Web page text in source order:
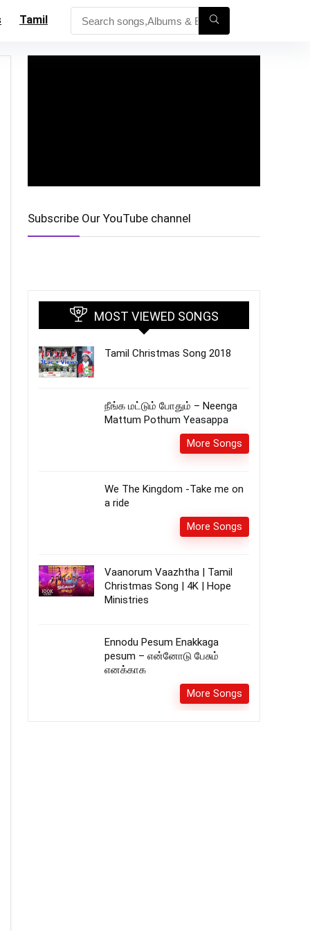
Tamil
Subscribe Our YouTube channel
MOST VIEWED SONGS
Tamil Christmas Song 2018
நீங்க மட்டும் போதும் – Neenga
Mattum Pothum Yeasappa
More Songs
We The Kingdom -Take me on
a ride
More Songs
Vaanorum Vaazhtha | Tamil
Christmas Song | 4K | Hope
Ministries
Ennodu Pesum Enakkaga
pesum – என்னோடு பேசும்
எனக்காக
More Songs